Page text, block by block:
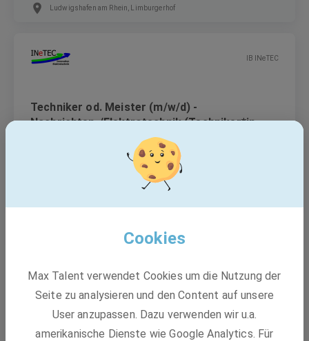
Ludwigshafen am Rhein, Limburgerhof
IB INeTEC
Techniker od. Meister (m/w/d) -
Nachrichten-/Elektrotechnik (Techniker*in -
Praktikum Produktionsmanagement &
Digitalisierung (m/w/d)
Cookies
Max Talent verwendet Cookies um die Nutzung der
Seite zu analysieren und den Content auf unsere
User anzupassen. Dazu verwenden wir u.a.
amerikanische Dienste wie Google Analytics. Für